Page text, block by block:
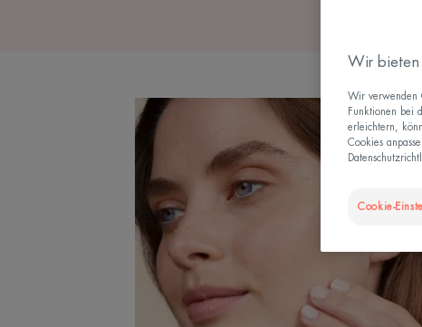
Wir bieten
Wir verwenden
Funktionen bei
erleichtern,
Cookies
Cookie-